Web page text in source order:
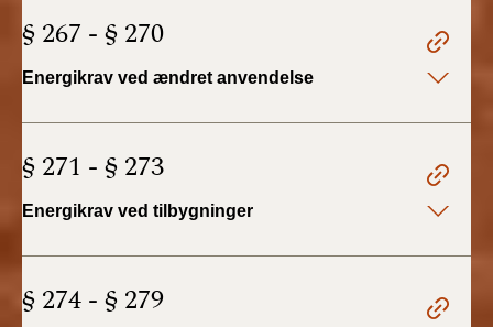
BR18 (1/1-4/7 2019)
BR18 (1/7-31/12
BR18 (1/1-30/6
2018)
Tidligere BR (1961-
2010)
§ 267 - § 270
Energikrav ved ændret anvendelse
§ 271 - § 273
Energikrav ved tilbygninger
§ 274 - § 279